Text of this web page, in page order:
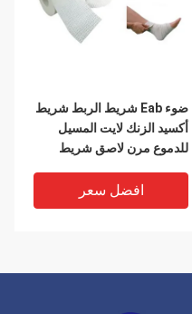
ضوء Eab شريط الربط شريط
أكسيد الزنك لايت المسيل
للدموع مرن لاصق شريط
افضل سعر